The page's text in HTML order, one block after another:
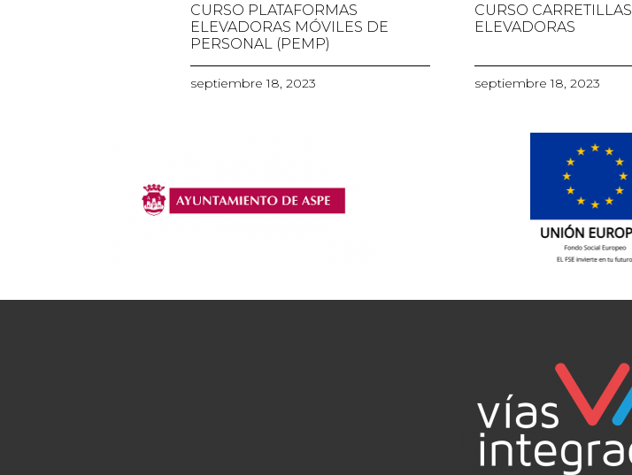
CURSO PLATAFORMAS
ELEVADORAS MÓVILES DE
PERSONAL (PEMP)
septiembre 18, 2023
CURSO CARRETILLAS
ELEVADORAS
septiembre 18, 2023